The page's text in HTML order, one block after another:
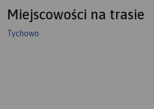
Miejscowości na trasie
Tychowo